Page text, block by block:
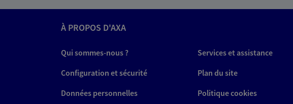
À PROPOS D'AXA
Qui sommes-nous ?
Services et assistance
Configuration et sécurité
Plan du site
Données personnelles
Politique cookies